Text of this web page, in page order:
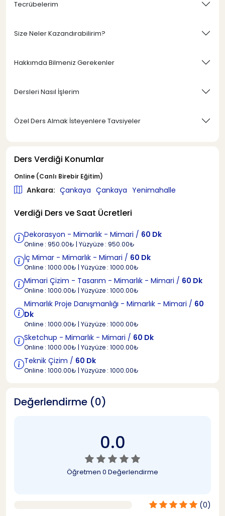
Tecrübelerim
Size Neler Kazandırabilirim?
Hakkımda Bilmeniz Gerekenler
Dersleri Nasıl İşlerim
Özel Ders Almak İsteyenlere Tavsiyeler
Ders Verdiği Konumlar
Online (Canlı Birebir Eğitim)
Ankara: Çankaya Çankaya Yenimahalle
Verdiği Ders ve Saat Ücretleri
Dekorasyon - Mimarlık - Mimari / 60 Dk
Online : 950.00₺ | Yüzyüze : 950.00₺
İç Mimar - Mimarlık - Mimari / 60 Dk
Online : 1000.00₺ | Yüzyüze : 1000.00₺
Mimari Çizim - Tasarım - Mimarlık - Mimari / 60 Dk
Online : 1000.00₺ | Yüzyüze : 1000.00₺
Mimarlık Proje Danışmanlığı - Mimarlık - Mimari / 60
Dk
Online : 1000.00₺ | Yüzyüze : 1000.00₺
Sketchup - Mimarlık - Mimari / 60 Dk
Online : 1000.00₺ | Yüzyüze : 1000.00₺
Teknik Çizim / 60 Dk
Online : 1000.00₺ | Yüzyüze : 1000.00₺
Değerlendirme (0)
0.0
Öğretmen 0 Değerlendirme
(0)